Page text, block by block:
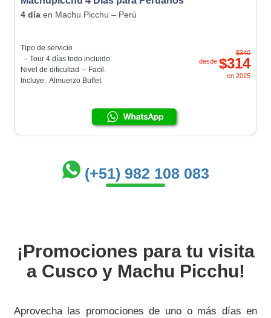
4 díaen Machu Picchu – Perú
Tipo de servicio
– Tour 4 días todo incluido.
Nivel de dificultad – Facil.
Incluye: Almuerzo Buffet.
$340
desde $314
en2025
(+51) 982 108 083
¡Promociones para tu visita
a Cusco y Machu Picchu!
Aprovecha las promociones de uno o más días en